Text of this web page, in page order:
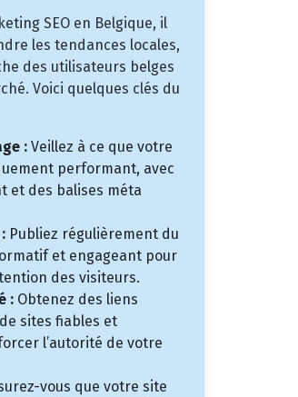
SEO en Belgique, il
les tendances locales,
des utilisateurs belges
Voici quelques clés du
: Veillez à ce que votre
performant, avec
et des balises méta
Publiez régulièrement du
et engageant pour
des visiteurs.
: Obtenez des liens
sites fiables et
l’autorité de votre
vous que votre site